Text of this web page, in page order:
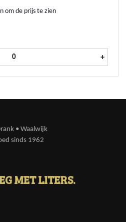
om de prijs te zien
Martini Rosso fles 75 cl aantal
+
• Waalwijk
sinds 1962
MET LITERS.